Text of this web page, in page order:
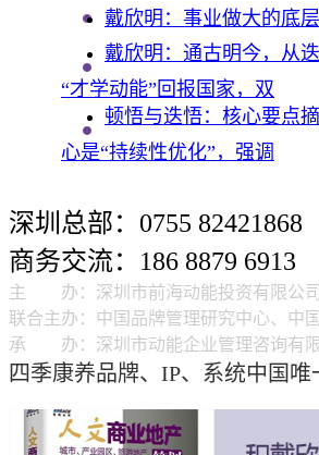
戴欣明：事业做大的底
戴欣明：通古明今，从
“才学动能”回报国家，双
顿悟与迭悟：核心要点
心是“持续性优化”，强调
深圳总部：0755 82421868
商务交流：186 8879
主 办： 深圳市前海动能投资有限公
联合主办： 中国品牌管理研究中心、中
承 办： 深圳市动能企业管理咨询
四季康养品牌、IP、系统中国